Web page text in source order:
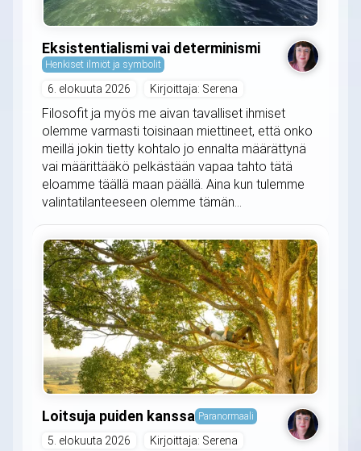
Eksistentialismi vai determinismi
Henkiset ilmiöt ja symbolit
6. elokuuta 2026 Kirjoittaja: Serena
Filosofit ja myös me aivan tavalliset ihmiset
olemme varmasti toisinaan miettineet, että onko
meillä jokin tietty kohtalo jo ennalta määrättynä
vai määrittääkö pelkästään vapaa tahto tätä
eloamme täällä maan päällä. Aina kun tulemme
valintatilanteeseen olemme tämän...
Loitsuja puiden kanssa Paranormaali
5. elokuuta 2026 Kirjoittaja: Serena